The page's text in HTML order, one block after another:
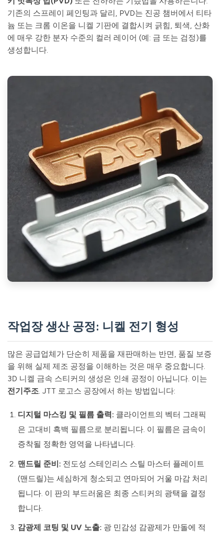
기존의 스프레이 페인팅과 달리, PVD는 진공 챔버에서 티타
늄 또는 크롬 이온을 니켈 기판에 결합시켜 긁힘, 퇴색, 산화
에 매우 강한 분자 수준의 컬러 레이어 (예: 금 또는 검정)를
생성합니다.
작업장 생산 공정: 니켈 전기 형성
많은 공급업체가 단순히 제품을 재판매하는 반면, 품질 보증
을 위해 실제 제조 공정을 이해하는 것은 매우 중요합니다.
3D 니켈 금속 스티커의 생성은 인쇄 공정이 아닙니다. 이는
전기주조. JTT 로고스 공장에서 하는 방법입니다:
디지털 마스킹 및 필름 출력: 클라이언트의 벡터 그래픽
은 고대비 흑백 필름으로 분리됩니다. 이 필름은 금속이
증착될 정확한 영역을 나타냅니다.
맨드릴 준비: 전도성 스테인리스 스틸 마스터 플레이트
(맨드릴)는 세심하게 청소되고 연마되어 거울 마감 처리
됩니다. 이 판의 부드러움은 최종 스티커의 광택을 결정
합니다.
감광제 코팅 및 UV 노출: 광 민감성 감광제가 만돌에 적